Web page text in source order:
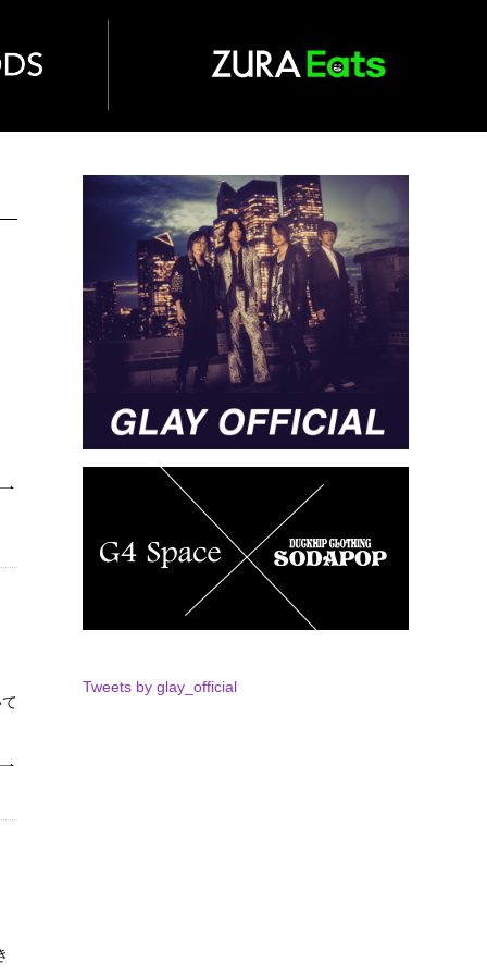
Tweets by glay_official